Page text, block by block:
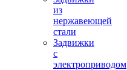
из
нержавеющей
стали
Задвижки
с
электроприводом